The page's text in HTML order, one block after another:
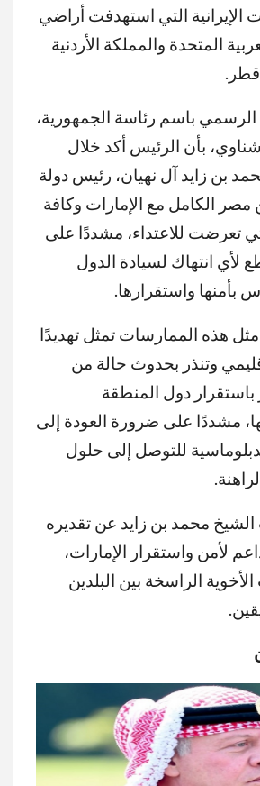
الإيرانية التي استهدفت أراضي
المتحدة والمملكة الأردنية
باسم رئاسة الجمهورية،
بأن الرئيس أكد خلال
بن زايد آل نهيان، رئيس دولة
مصر الكامل مع الإمارات وكافة
تعرضت للاعتداء، مشددًا على
انتهاك لسيادة الدول
بأمنها واستقرارها.
هذه الممارسات تمثل تهديدًا
وتنذر بحدوث حالة من
دول المنطقة
مشددًا على ضرورة العودة إلى
للتوصل إلى حلول
محمد بن زايد عن تقديره
لأمن واستقرار الإمارات،
الراسخة بين البلدين